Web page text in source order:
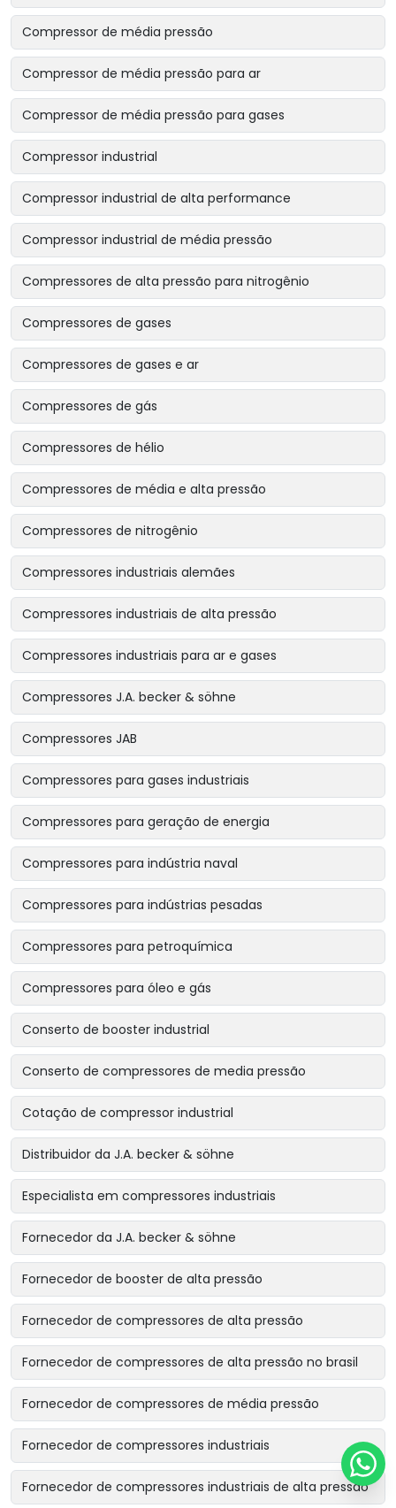
Compressor de média pressão
Compressor de média pressão para ar
Compressor de média pressão para gases
Compressor industrial
Compressor industrial de alta performance
Compressor industrial de média pressão
Compressores de alta pressão para nitrogênio
Compressores de gases
Compressores de gases e ar
Compressores de gás
Compressores de hélio
Compressores de média e alta pressão
Compressores de nitrogênio
Compressores industriais alemães
Compressores industriais de alta pressão
Compressores industriais para ar e gases
Compressores J.A. becker & söhne
Compressores JAB
Compressores para gases industriais
Compressores para geração de energia
Compressores para indústria naval
Compressores para indústrias pesadas
Compressores para petroquímica
Compressores para óleo e gás
Conserto de booster industrial
Conserto de compressores de media pressão
Cotação de compressor industrial
Distribuidor da J.A. becker & söhne
Especialista em compressores industriais
Fornecedor da J.A. becker & söhne
Fornecedor de booster de alta pressão
Fornecedor de compressores de alta pressão
Fornecedor de compressores de alta pressão no brasil
Fornecedor de compressores de média pressão
Fornecedor de compressores industriais
Fornecedor de compressores industriais de alta pressão